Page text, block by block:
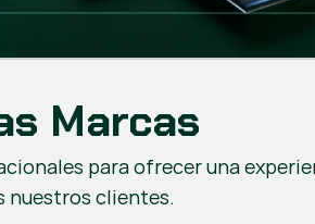
Marcas
para ofrecer una
nuestros clientes.